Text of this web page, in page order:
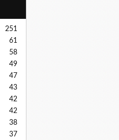
251
61
58
49
47
43
42
42
38
37